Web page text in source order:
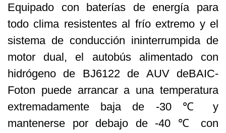
Equipado con baterías de energía para
todo clima resistentes al frío extremo y el
sistema de conducción ininterrumpida de
motor dual, el autobús alimentado con
hidrógeno de BJ6122 de AUV deBAIC-
Foton puede arrancar a una temperatura
extremadamente baja de -30 ℃ y
mantenerse por debajo de -40 ℃ con